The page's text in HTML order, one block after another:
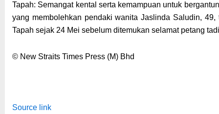
Tapah: Semangat kental serta kemampuan untuk
yang membolehkan pendaki wanita Jaslinda Saludin,
Tapah sejak 24 Mei sebelum ditemukan selamat petang
© New Straits Times Press (M) Bhd
Source link